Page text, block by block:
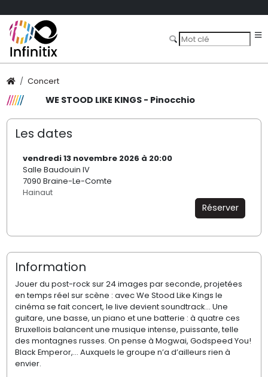
Concert
WE STOOD LIKE KINGS - Pinocchio
Les dates
vendredi 13 novembre 2026 à 20:00
Salle Baudouin IV
7090 Braine-Le-Comte
Hainaut
Réserver
Information
Jouer du post-rock sur 24 images par seconde, projetées
en temps réel sur scène : avec We Stood Like Kings le
cinéma se fait concert, le live devient soundtrack… Une
guitare, une basse, un piano et une batterie : à quatre ces
Bruxellois balancent une musique intense, puissante, telle
des montagnes russes. On pense à Mogwai, Godspeed You!
Black Emperor,… Auxquels le groupe n’a d’ailleurs rien à
envier.